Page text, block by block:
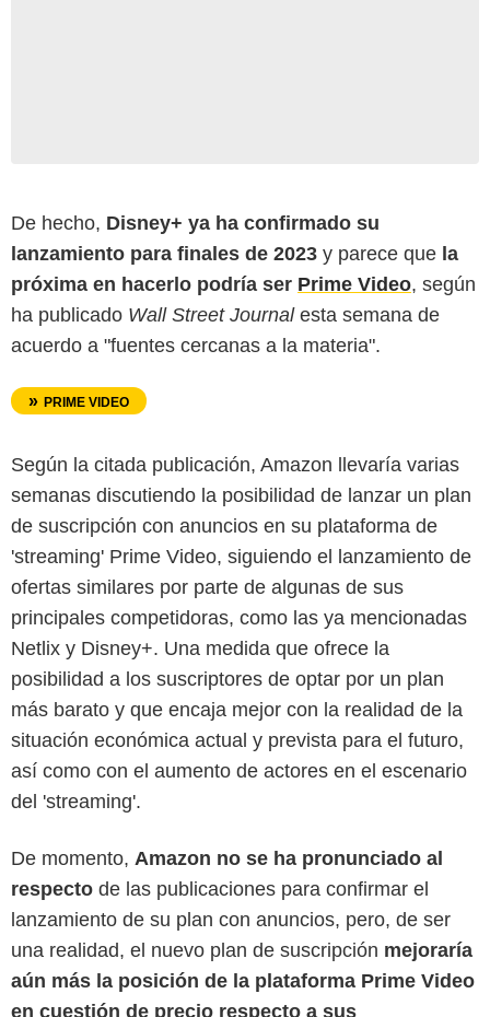
De hecho, Disney+ ya ha confirmado su
lanzamiento para finales de 2023 y parece que la
próxima en hacerlo podría ser Prime Video, según
ha publicado Wall Street Journalesta semana de
acuerdo a "fuentes cercanas a la materia".
PRIME VIDEO
Según la citada publicación, Amazon llevaría varias
semanas discutiendo la posibilidad de lanzar un plan
de suscripción con anuncios en su plataforma de
'streaming' Prime Video, siguiendo el lanzamiento de
ofertas similares por parte de algunas de sus
principales competidoras, como las ya mencionadas
Netlix y Disney+. Una medida que ofrece la
posibilidad a los suscriptores de optar por un plan
más barato y que encaja mejor con la realidad de la
situación económica actual y prevista para el futuro,
así como con el aumento de actores en el escenario
del 'streaming'.
De momento, Amazon no se ha pronunciado al
respecto de las publicaciones para confirmar el
lanzamiento de su plan con anuncios, pero, de ser
una realidad, el nuevo plan de suscripción mejoraría
aún más la posición de la plataforma Prime Video
en cuestión de precio respecto a sus